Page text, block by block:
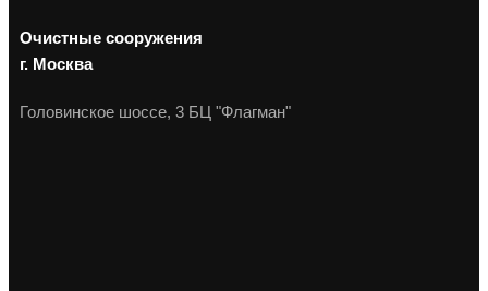
Очистные сооружения
г. Москва
Головинское шоссе, 3 БЦ "Флагман"